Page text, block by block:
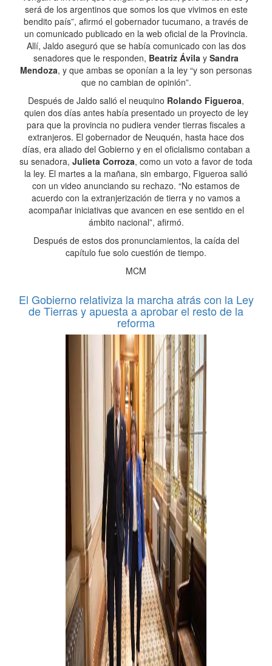
será de los argentinos que somos los que vivimos en este
bendito país”, afirmó el gobernador tucumano, a través de
un comunicado publicado en la web oficial de la Provincia.
Allí, Jaldo aseguró que se había comunicado con las dos
senadores que le responden, Beatriz Ávila y Sandra
Mendoza, y que ambas se oponían a la ley “y son personas
que no cambian de opinión”.
Después de Jaldo salió el neuquino Rolando Figueroa,
quien dos días antes había presentado un proyecto de ley
para que la provincia no pudiera vender tierras fiscales a
extranjeros. El gobernador de Neuquén, hasta hace dos
días, era aliado del Gobierno y en el oficialismo contaban a
su senadora, Julieta Corroza, como un voto a favor de toda
la ley. El martes a la mañana, sin embargo, Figueroa salió
con un video anunciando su rechazo. “No estamos de
acuerdo con la extranjerización de tierra y no vamos a
acompañar iniciativas que avancen en ese sentido en el
ámbito nacional”, afirmó.
Después de estos dos pronunciamientos, la caída del
capítulo fue solo cuestión de tiempo.
MCM
El Gobierno relativiza la marcha atrás con la Ley
de Tierras y apuesta a aprobar el resto de la
reforma